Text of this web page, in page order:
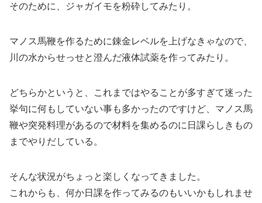
そのために、ジャガイモを粉砕してみたり。
マノス馬鞭を作るために錬金レベルを上げなきゃなので、
川の水からせっせと澄んだ液体試薬を作ってみたり。
どちらかというと、これまではやることが多すぎて迷った
挙句に何もしていない事も多かったのですけど、マノス馬
鞭や突発料理があるので材料を集めるのに日課らしきもの
までやりだしている。
そんな状況がちょっと楽しくなってきました。
これからも、何か日課を作ってみるのもいいかもしれませ